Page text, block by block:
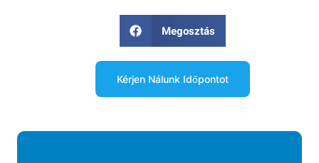
Megosztás
Kérjen Nálunk Időpontot